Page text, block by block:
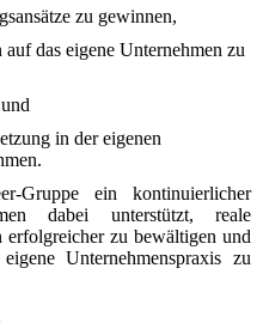
zu gewinnen,
das eigene Unternehmen zu
in der eigenen
Gruppe ein kontinuierlicher
dabei unterstützt, reale
erfolgreicher zu bewältigen und
Unternehmenspraxis zu